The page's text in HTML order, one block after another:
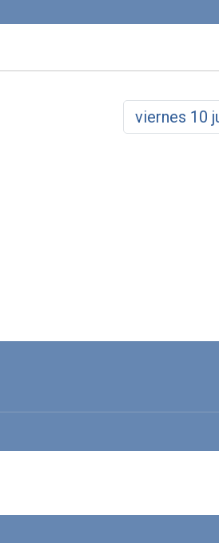
viernes 10